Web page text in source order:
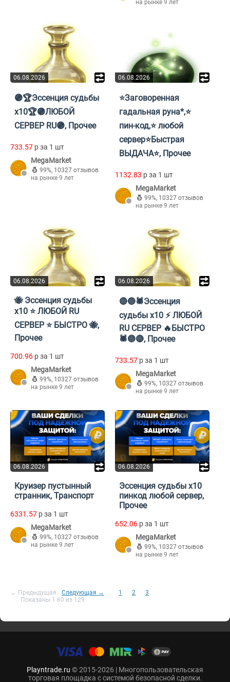
на рынке 9 лет
06.08.2026
🟣🏆Эссенция судьбы
х10🏆🟣ЛЮБОЙ
СЕРВЕР RU🟣, Прочее
733.57 p за 1 шт
MegaMarket
99%, 10327 отзывов
на рынке 9 лет
06.08.2026
⭐Заговоренная
гадальная руна*,⭐
пин-код,⭐ любой
сервер⭐Быстрая
ВЫДАЧА⭐, Прочее
1132.83 p за 1 шт
MegaMarket
99%, 10327 отзывов
на рынке 9 лет
06.08.2026
🐝 Эссенция судьбы
x10 ⭐️ ЛЮБОЙ RU
СЕРВЕР ⭐️ БЫСТРО 🐝,
Прочее
700.96 p за 1 шт
MegaMarket
99%, 10327 отзывов
на рынке 9 лет
06.08.2026
🔴🔵🕷️Эссенция
судьбы x10 ⚡ ЛЮБОЙ
RU СЕРВЕР 🔥БЫСТРО
🕷️🔵🔴, Прочее
733.57 p за 1 шт
MegaMarket
99%, 10327 отзывов
на рынке 9 лет
06.08.2026
Круизер пустынный
странник, Транспорт
6331.57 p за 1 шт
MegaMarket
99%, 10327 отзывов
на рынке 9 лет
06.08.2026
Эссенция судьбы x10
пинкод любой сервер,
Прочее
652.06 p за 1 шт
MegaMarket
99%, 10327 отзывов
на рынке 9 лет
← Предыдущая Следующая → 1 2
3
Показаны 1-60 из 129
Playntrade.ru © 2015-2026 | Многопользовательская
торговая площадка с системой безопасной сделки.